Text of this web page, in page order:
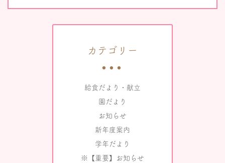
カテゴリー
給食だより・献立
園だより
お知らせ
新年度案内
学年だより
※【重要】お知らせ